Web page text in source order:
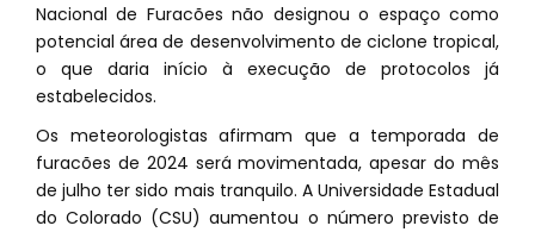
Nacional de Furacões não designou o espaço como
potencial área de desenvolvimento de ciclone tropical,
o que daria início à execução de protocolos já
estabelecidos.
Os meteorologistas afirmam que a temporada de
furacões de 2024 será movimentada, apesar do mês
de julho ter sido mais tranquilo. A Universidade Estadual
do Colorado (CSU) aumentou o número previsto de